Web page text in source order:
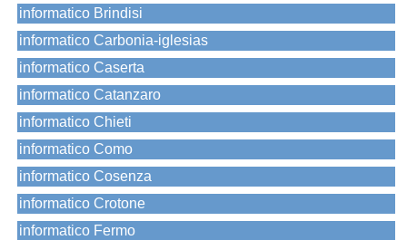
informatico Brindisi
informatico Carbonia-iglesias
informatico Caserta
informatico Catanzaro
informatico Chieti
informatico Como
informatico Cosenza
informatico Crotone
informatico Fermo